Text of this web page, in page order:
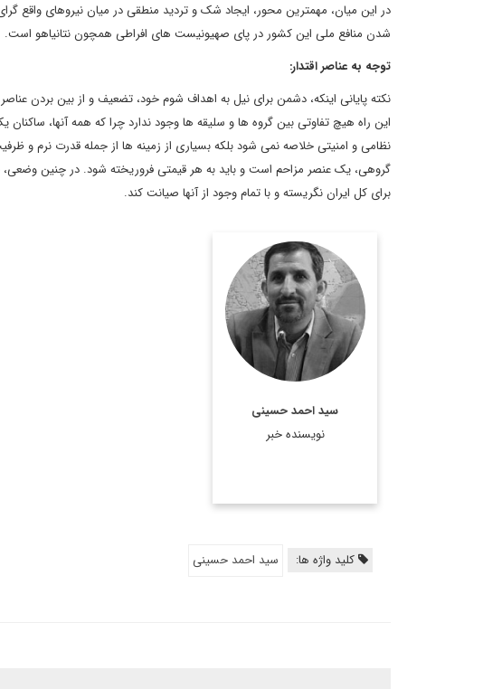
در این میان، مهمترین محور، ایجاد شک و تردید منطقی در میان نیروهای واقع
شدن منافع ملی این کشور در پای صهیونیست های افراطی همچون نتانیاهو است.
توجه به عناصر اقتدار:
نکته پایانی اینکه، دشمن برای نیل به اهداف شوم خود، تضعیف و از بین بردن
این راه هیچ تفاوتی بین گروه ها و سلیقه ها وجود ندارد چرا که همه آنها،
نظامی و امنیتی خلاصه نمی شود بلکه بسیاری از زمینه ها از جمله قدرت نرم و
گروهی، یک عنصر مزاحم است و باید به هر قیمتی فروریخته شود. در چنین وضعی،
برای کل ایران نگریسته و با تمام وجود از آنها صیانت کند.
سید احمد حسینی
نویسنده خبر
کارشناس و تحلیل گر ارشد
مسائل سیاسی و بین
المللی.
اطلاعات بیشتر
کلید واژه ها: سید احمد حسینی